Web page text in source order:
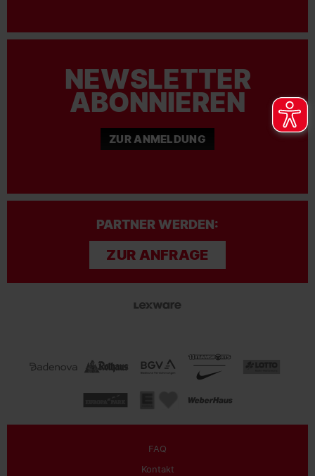
NEWSLETTER
ABONNIEREN
ZUR ANMELDUNG
PARTNER WERDEN:
ZUR ANFRAGE
FAQ
Kontakt